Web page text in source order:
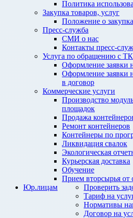
Политика
Закупка товаров, услуг
Положение о
Пресс-служба
СМИ о нас
Контакты пресс-
Услуга по обращению с
Оформление заявки
Оформление заявки
в договор
Коммерческие услуги
Производство
площадок
Продажа
Ремонт контейнеров
Контейнеры по
Ликвидация свалок
Экологическая
Курьерская доставка
Обучение
Прием вторсырья от
Проверить
Тариф на
Нормативы
Договор на
Юр.лицам